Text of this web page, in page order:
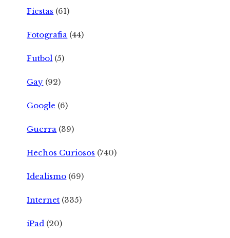
Fiestas (61)
Fotografia (44)
Futbol (5)
Gay (92)
Google (6)
Guerra (39)
Hechos Curiosos (740)
Idealismo (69)
Internet (335)
iPad (20)